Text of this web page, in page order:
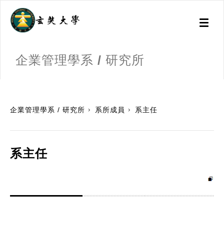
Toggle
企業管理學系 / 研究所
企業管理學系 / 研究所 系所成員 系主任
系主任